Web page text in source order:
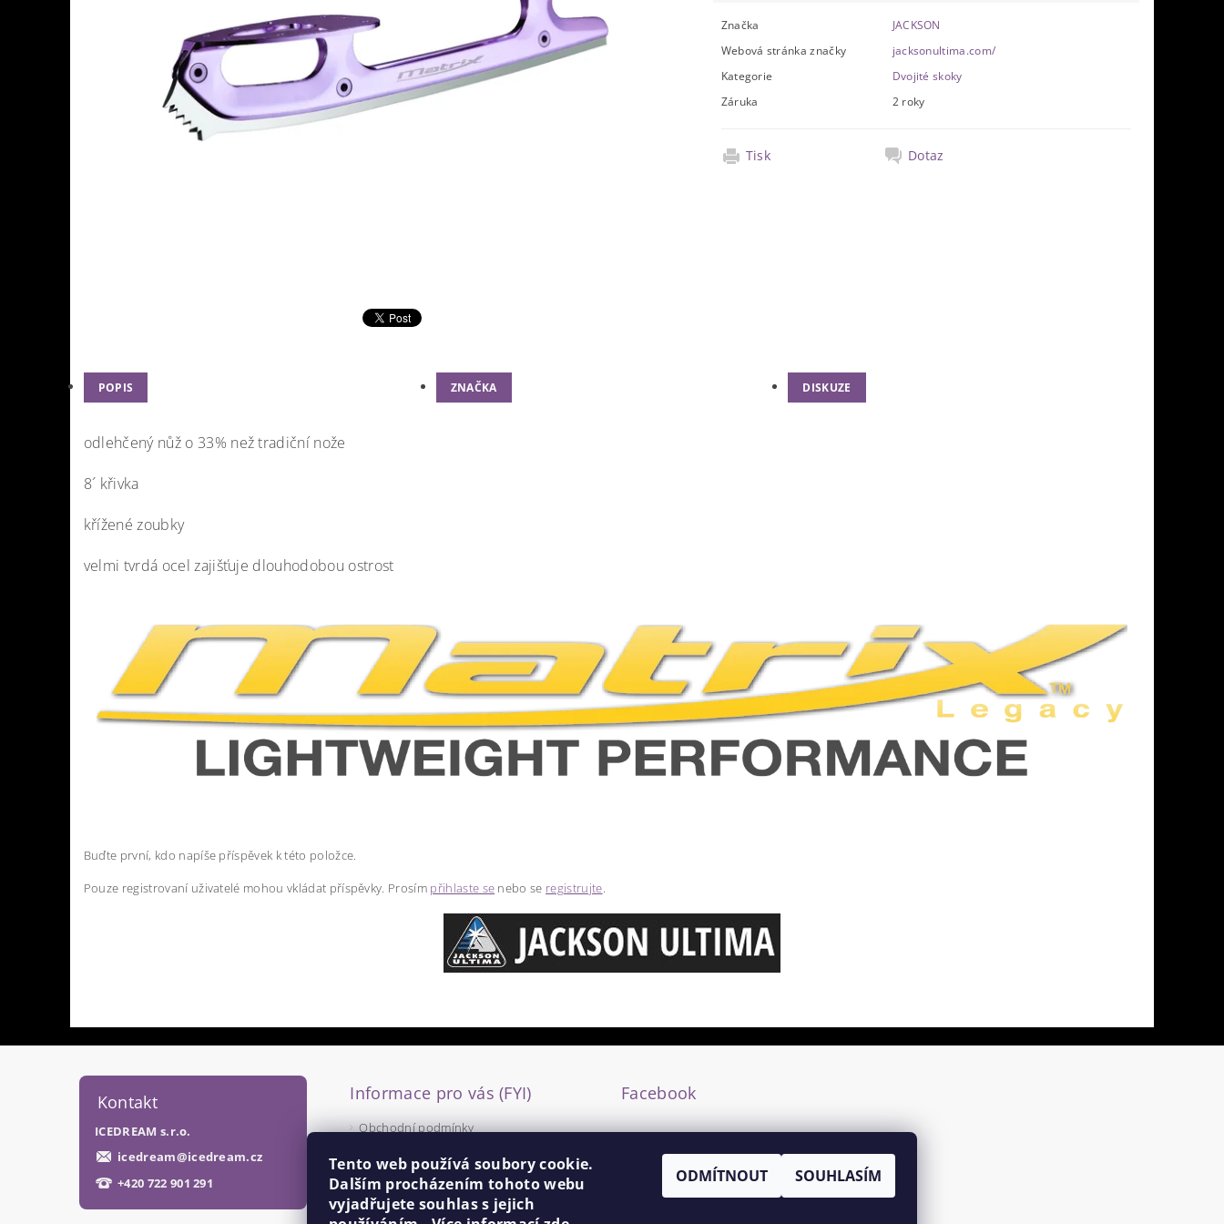
Značka
JACKSON
Webová stránka značky
jacksonultima.com/
Kategorie
Dvojité skoky
Záruka
2 roky
Tisk Dotaz
POPIS ZNAČKA DISKUZE
odlehčený nůž o 33% než tradiční nože
8´ křivka
křížené zoubky
velmi tvrdá ocel zajišťuje dlouhodobou ostrost
Buďte první, kdo napíše příspěvek k této položce.
Pouze registrovaní uživatelé mohou vkládat příspěvky. Prosím přihlaste se nebo se registrujte.
Kontakt
ICEDREAM s.r.o.
icedream@icedream.cz
+420 722 901 291
Informace pro vás (FYI)
Obchodní podmínky
Facebook
Tento web používá soubory cookie.
Dalším procházením tohoto webu
vyjadřujete souhlas s jejich
ODMÍTNOUT SOUHLASÍM